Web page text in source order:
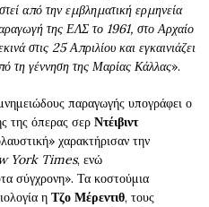
από την εμβληματική ερμηνεία
της ΕΛΣ το 1961, στο Αρχαίο
στις 25 Απριλίου και εγκαινιάζει
τη γέννηση της Μαρίας Κάλλας».
παραγωγής υπογράφει ο
της όπερας σερ Ντέιβιντ
χαρακτήρισαν την
York Times, ενώ
σύγχρονη». Τα κοστούμια
η Τζο Μέρεντιθ, τους